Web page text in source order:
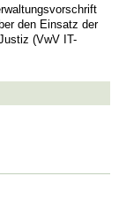
den Einsatz der
(VwV IT-